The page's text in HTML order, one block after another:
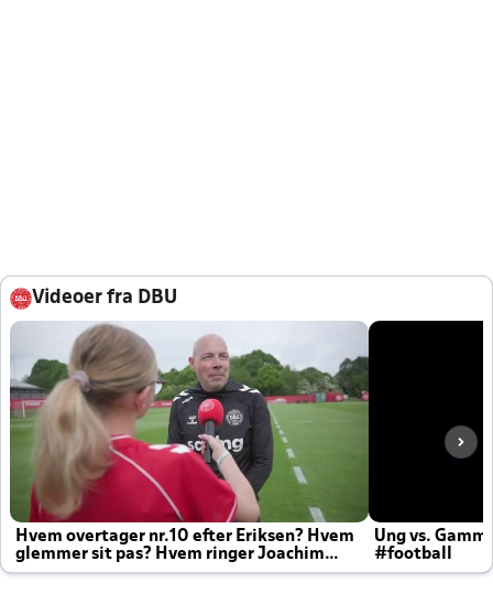
Videoer fra DBU
Hvem overtager nr.10 efter Eriksen? Hvem
glemmer sit pas? Hvem ringer Joachim
altid til efter kampe?
Ung vs.
#football